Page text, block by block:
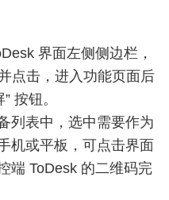
界面左侧侧边栏，
点击，进入功能页面后
按钮。
列表中，选中需要作为
机或平板，可点击界面
端 ToDesk 的二维码完